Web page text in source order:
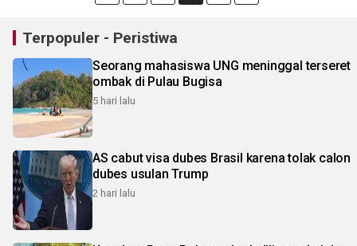
Terpopuler - Peristiwa
Seorang mahasiswa UNG meninggal terseret
ombak di Pulau Bugisa
5 hari lalu
AS cabut visa dubes Brasil karena tolak calon
dubes usulan Trump
2 hari lalu